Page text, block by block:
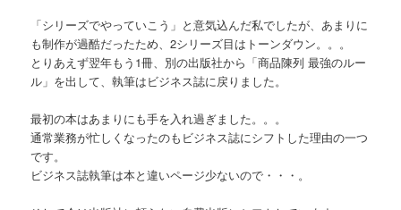
「シリーズでやっていこう」と意気込んだ私でしたが、あまりに
も制作が過酷だったため、2シリーズ目はトーンダウン。。。
とりあえず翌年もう1冊、別の出版社から「商品陳列 最強のルー
ル」を出して、執筆はビジネス誌に戻りました。
最初の本はあまりにも手を入れ過ぎました。。。
通常業務が忙しくなったのもビジネス誌にシフトした理由の一つ
です。
ビジネス誌執筆は本と違いページ少ないので・・・。